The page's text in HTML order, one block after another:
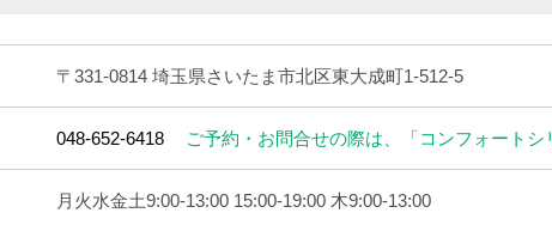
〒331-0814 埼玉県さいたま市北区東大成町1-512-5
048-652-6418 ご予約・お問合せの際は、「コンフォート
月火水金土9:00-13:00 15:00-19:00 木9:00-13:00